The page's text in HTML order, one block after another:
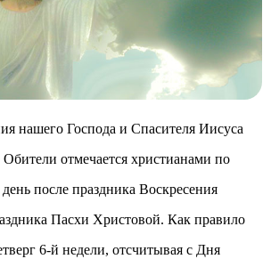
нашего Господа и Спасителя Иисуса
отмечается христианами по
после праздника Воскресения
Пасхи Христовой. Как правило
6-й недели, отсчитывая с Дня